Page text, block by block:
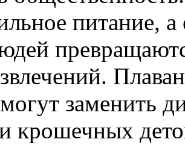
питание,
заменить
крошечных